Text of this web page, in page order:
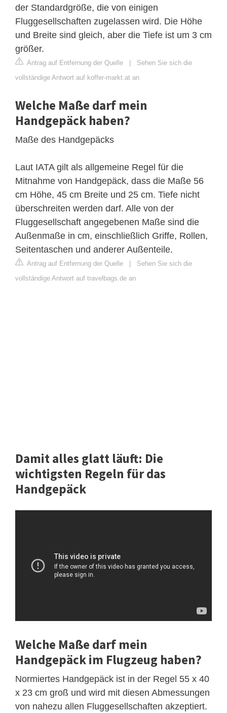
der Standardgröße, die von einigen
Fluggesellschaften zugelassen wird. Die Höhe
und Breite sind gleich, aber die Tiefe ist um 3 cm
größer.
Antrag auf Entfernung der Quelle
Sehen Sie sich die
vollständige Antwort auf koffer-markt.at an
Welche Maße darf mein
Handgepäck haben?
Maße des Handgepäcks
Laut IATA gilt als allgemeine Regel für die
Mitnahme von Handgepäck, dass die Maße 56
cm Höhe, 45 cm Breite und 25 cm. Tiefe nicht
überschreiten werden darf. Alle von der
Fluggesellschaft angegebenen Maße sind die
Außenmaße in cm, einschließlich Griffe, Rollen,
Seitentaschen und anderer Außenteile.
Antrag auf Entfernung der Quelle
Sehen Sie sich die
vollständige Antwort auf travelbags.de an
Damit alles glatt läuft: Die
wichtigsten Regeln für das
Handgepäck
Welche Maße darf mein
Handgepäck im Flugzeug haben?
Normiertes Handgepäck ist in der Regel 55 x 40
x 23 cm groß und wird mit diesen Abmessungen
von nahezu allen Fluggesellschaften akzeptiert.